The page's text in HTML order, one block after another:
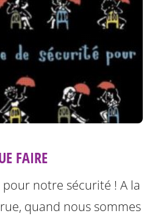
FAIRE
notre sécurité ! A la
quand nous sommes